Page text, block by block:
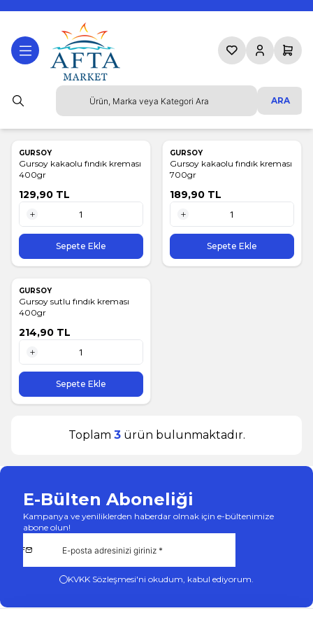
ARA
Favorilerim
HesabımSepetim
GURSOY
Gursoy kakaolu fındık kreması
400gr
129,90 TL
1 Adet
Sepete Ekle
GURSOY
Gursoy kakaolu fındık kreması
700gr
189,90 TL
1 Adet
Sepete Ekle
GURSOY
Gursoy sutlu fındık kreması
400gr
214,90 TL
1 Adet
Sepete Ekle
Toplam 3ürün bulunmaktadır.
E-Bülten Aboneliği
Kampanya ve yeniliklerden haberdar olmak için e-bültenimize
abone olun!
KVKK Sözleşmesi'ni okudum, kabul ediyorum.